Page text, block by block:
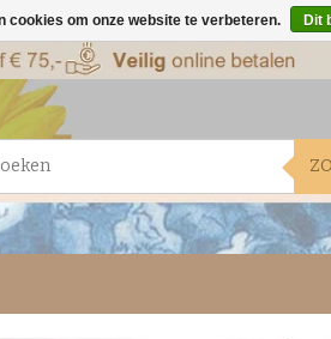
cookies om onze website te verbeteren. Dit